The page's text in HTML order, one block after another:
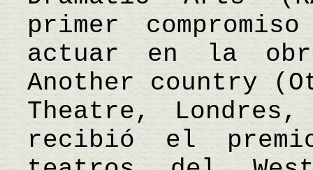
primer
actuar en la
Another country
Theatre,
recibió el